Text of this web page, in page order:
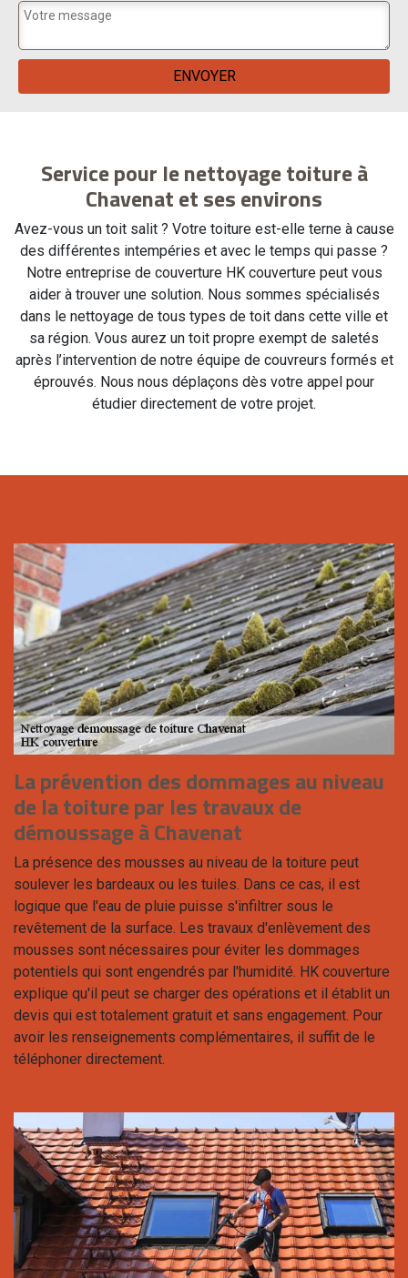
Service pour le nettoyage toiture à
Chavenat et ses environs
Avez-vous un toit salit ? Votre toiture est-elle terne à cause
des différentes intempéries et avec le temps qui passe ?
Notre entreprise de couverture HK couverture peut vous
aider à trouver une solution. Nous sommes spécialisés
dans le nettoyage de tous types de toit dans cette ville et
sa région. Vous aurez un toit propre exempt de saletés
après l’intervention de notre équipe de couvreurs formés et
éprouvés. Nous nous déplaçons dès votre appel pour
étudier directement de votre projet.
La prévention des dommages au niveau
de la toiture par les travaux de
démoussage à Chavenat
La présence des mousses au niveau de la toiture peut
soulever les bardeaux ou les tuiles. Dans ce cas, il est
logique que l'eau de pluie puisse s'infiltrer sous le
revêtement de la surface. Les travaux d'enlèvement des
mousses sont nécessaires pour éviter les dommages
potentiels qui sont engendrés par l'humidité. HK couverture
explique qu'il peut se charger des opérations et il établit un
devis qui est totalement gratuit et sans engagement. Pour
avoir les renseignements complémentaires, il suffit de le
téléphoner directement.